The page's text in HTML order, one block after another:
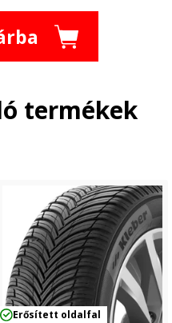
termékek
Erősített oldalfal